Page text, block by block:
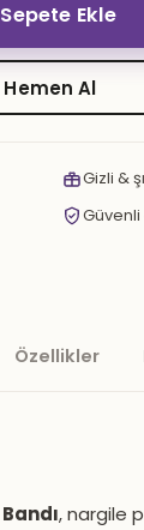
Sepete Ekle
Hemen Al
Gizli &
Özellikler
, nargile